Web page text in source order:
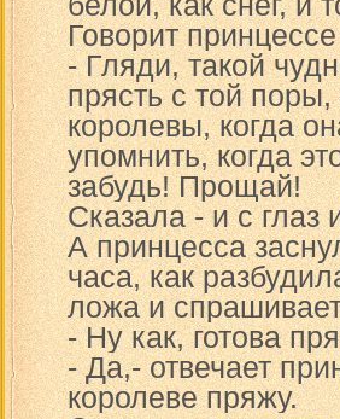
Говорит
- Гляди, такой
прясть с той
королевы, когда
упомнить, когда
забудь! Прощай!
Сказала - и с глаз
А принцесса
часа, как
ложа и
- Ну как, готова
- Да,- отвечает
королеве пряжу.